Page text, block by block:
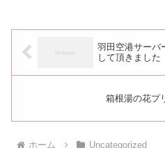
羽田空港サーバ
して頂きました
箱根湯の花プ
ホーム Uncategorized